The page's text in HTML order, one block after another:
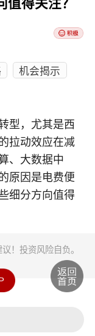
得关注？
机会揭示
型，尤其是西
拉动效应在减
、大数据中
原因是电费便
细分方向值得
！投资风险自负。